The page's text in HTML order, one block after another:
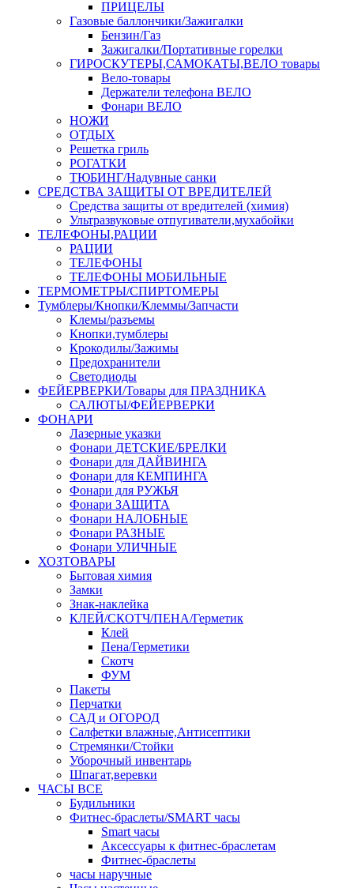
ПРИЦЕЛЫ
Газовые баллончики/Зажигалки
Бензин/Газ
Зажигалки/Портативные горелки
ГИРОСКУТЕРЫ,САМОКАТЫ,ВЕЛО товары
Вело-товары
Держатели телефона ВЕЛО
Фонари ВЕЛО
НОЖИ
ОТДЫХ
Решетка гриль
РОГАТКИ
ТЮБИНГ/Надувные санки
СРЕДСТВА ЗАЩИТЫ ОТ ВРЕДИТЕЛЕЙ
Средства защиты от вредителей (химия)
Ультразвуковые отпугиватели,мухабойки
ТЕЛЕФОНЫ,РАЦИИ
РАЦИИ
ТЕЛЕФОНЫ
ТЕЛЕФОНЫ МОБИЛЬНЫЕ
ТЕРМОМЕТРЫ/СПИРТОМЕРЫ
Тумблеры/Кнопки/Клеммы/Запчасти
Клемы/разъемы
Кнопки,тумблеры
Крокодилы/Зажимы
Предохранители
Светодиоды
ФЕЙЕРВЕРКИ/Товары для ПРАЗДНИКА
САЛЮТЫ/ФЕЙЕРВЕРКИ
ФОНАРИ
Лазерные указки
Фонари ДЕТСКИЕ/БРЕЛКИ
Фонари для ДАЙВИНГА
Фонари для КЕМПИНГА
Фонари для РУЖЬЯ
Фонари ЗАЩИТА
Фонари НАЛОБНЫЕ
Фонари РАЗНЫЕ
Фонари УЛИЧНЫЕ
ХОЗТОВАРЫ
Бытовая химия
Замки
Знак-наклейка
КЛЕЙ/СКОТЧ/ПЕНА/Герметик
Клей
Пена/Герметики
Скотч
ФУМ
Пакеты
Перчатки
САД и ОГОРОД
Салфетки влажные,Антисептики
Стремянки/Стойки
Уборочный инвентарь
Шпагат,веревки
ЧАСЫ ВСЕ
Будильники
Фитнес-браслеты/SMART часы
Smart часы
Аксессуары к фитнес-браслетам
Фитнес-браслеты
часы наручные